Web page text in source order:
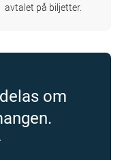
avtalet på biljetter.
om